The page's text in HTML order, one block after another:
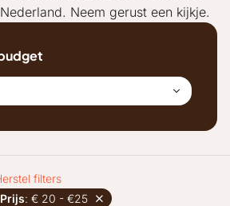
Neem gerust een kijkje.
filters
Prijs: € 20 - €25